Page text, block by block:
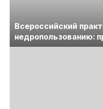
Всероссийский
недропользованию:
лицензирования,